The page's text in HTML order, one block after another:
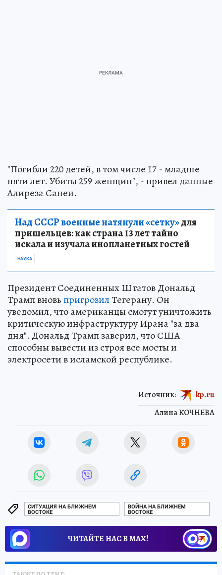
"Погибли 220 детей, в том числе 17 - младше
пяти лет. Убиты 259 женщин", - привел данные
Алиреза Санеи.
Над СССР военные натянули «сетку»для
пришельцев: как страна 13 лет тайно
искала и изучала инопланетных гостей
НАУКА
Президент Соединенных Штатов Дональд
Трамп вновьпригрозилТегерану. Он
уведомил, что американцы смогут уничтожить
критическую инфраструктуру Ирана "за два
дня". Дональд Трамп заверил, что США
способны вывести из строя все мосты и
электросети в исламской республике.
Алина КОЧНЕВА
Источник: kp.ru
СИТУАЦИЯ НА БЛИЖНЕМ
ВОСТОКЕ
ВОЙНА НА БЛИЖНЕМ
ВОСТОКЕ
ЧИТАЙТЕ НАС В МАХ!